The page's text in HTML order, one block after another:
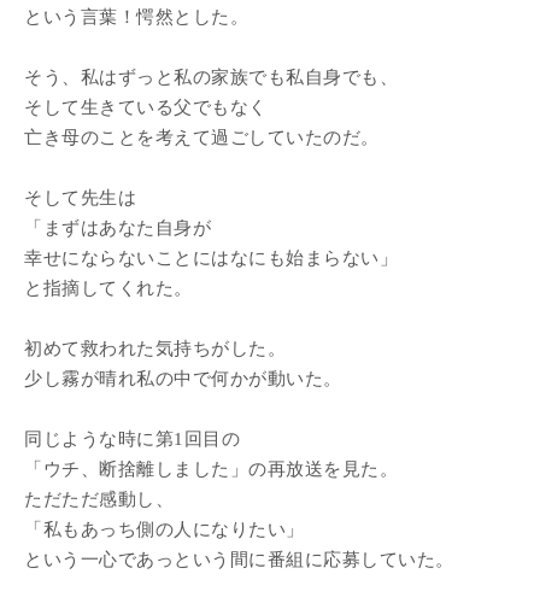
という言葉！愕然とした。
そう、私はずっと私の家族でも私自身でも、
そして生きている父でもなく
亡き母のことを考えて過ごしていたのだ。
そして先生は
「まずはあなた自身が
幸せにならないことにはなにも始まらない」
と指摘してくれた。
初めて救われた気持ちがした。
少し霧が晴れ私の中で何かが動いた。
同じような時に第1回目の
「ウチ、断捨離しました」の再放送を見た。
ただただ感動し、
「私もあっち側の人になりたい」
という一心であっという間に番組に応募していた。